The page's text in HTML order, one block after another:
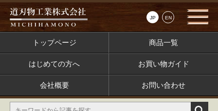
JP EN
トップページ 商品一覧
はじめての方へ お買い物ガイド
会社概要 お問い合わせ